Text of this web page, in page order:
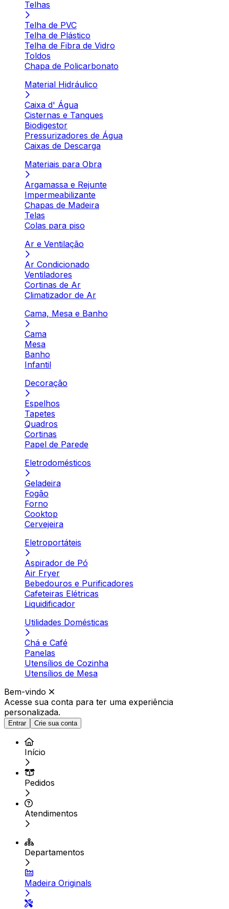
Telhas
Telha de PVC
Telha de Plástico
Telha de Fibra de Vidro
Toldos
Chapa de Policarbonato
Material Hidráulico
Caixa d' Água
Cisternas e Tanques
Biodigestor
Pressurizadores de Água
Caixas de Descarga
Materiais para Obra
Argamassa e Rejunte
Impermeabilizante
Chapas de Madeira
Telas
Colas para piso
Ar e Ventilação
Ar Condicionado
Ventiladores
Cortinas de Ar
Climatizador de Ar
Cama, Mesa e Banho
Cama
Mesa
Banho
Infantil
Decoração
Espelhos
Tapetes
Quadros
Cortinas
Papel de Parede
Eletrodomésticos
Geladeira
Fogão
Forno
Cooktop
Cervejeira
Eletroportáteis
Aspirador de Pó
Air Fryer
Bebedouros e Purificadores
Cafeteiras Elétricas
Liquidificador
Utilidades Domésticas
Chá e Café
Panelas
Utensílios de Cozinha
Utensílios de Mesa
Bem-vindo
Acesse sua conta para ter uma experiência
personalizada.
Entrar Crie sua conta
Início
Pedidos
Atendimentos
Departamentos
Madeira Originals